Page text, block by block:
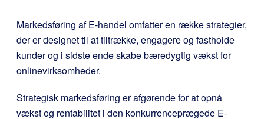
Markedsføring af E-handel omfatter en række strategier,
der er designet til at tiltrække, engagere og fastholde
kunder og i sidste ende skabe bæredygtig vækst for
onlinevirksomheder.
Strategisk markedsføring er afgørende for at opnå
vækst og rentabilitet i den konkurrenceprægede E-